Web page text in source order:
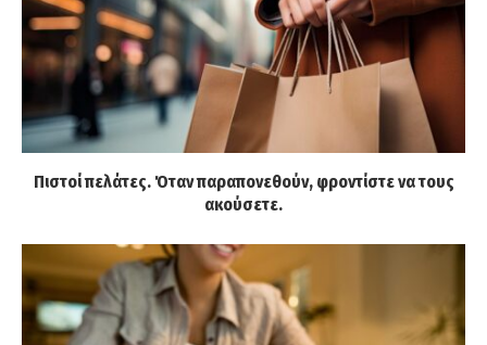
Πιστοί πελάτες. Όταν παραπονεθούν, φροντίστε να τους
ακούσετε.